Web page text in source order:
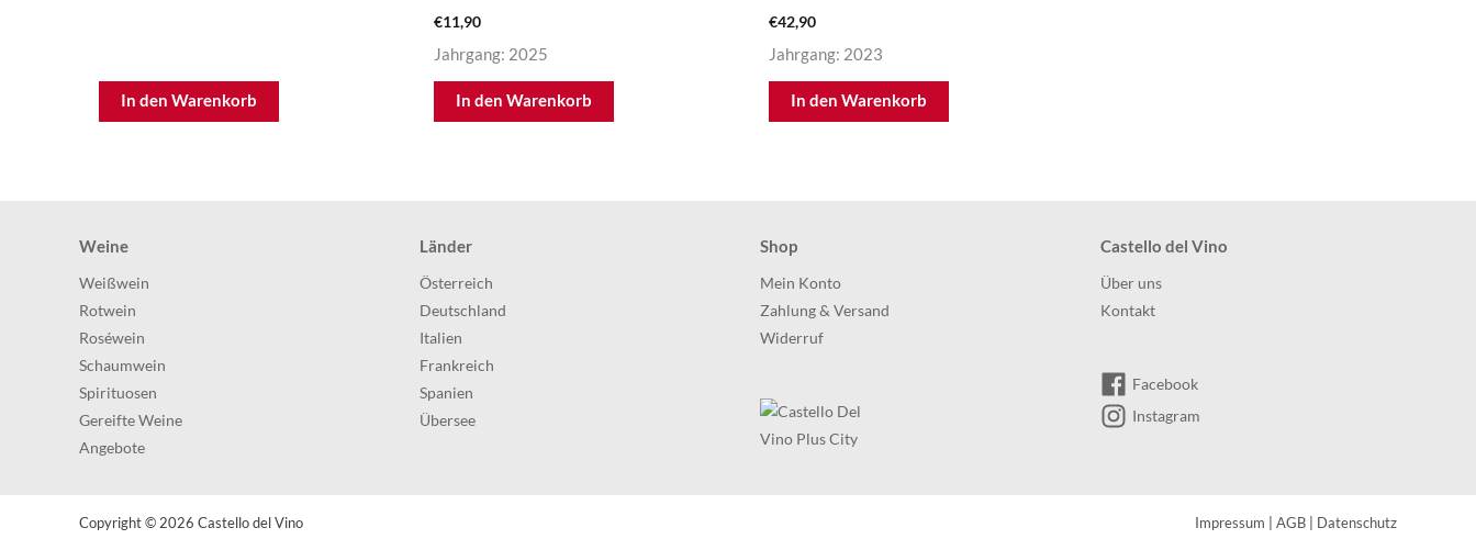
In den Warenkorb
€11,90
Jahrgang: 2025
In den Warenkorb
€42,90
Jahrgang: 2023
In den Warenkorb
Weine
Weißwein
Rotwein
Roséwein
Schaumwein
Spirituosen
Gereifte Weine
Angebote
Länder
Österreich
Deutschland
Italien
Frankreich
Spanien
Übersee
Shop
Mein Konto
Zahlung & Versand
Widerruf
Castello del Vino
Über uns
Kontakt
Facebook
Instagram
Copyright © 2026 Castello del Vino Impressum | AGB | Datenschutz